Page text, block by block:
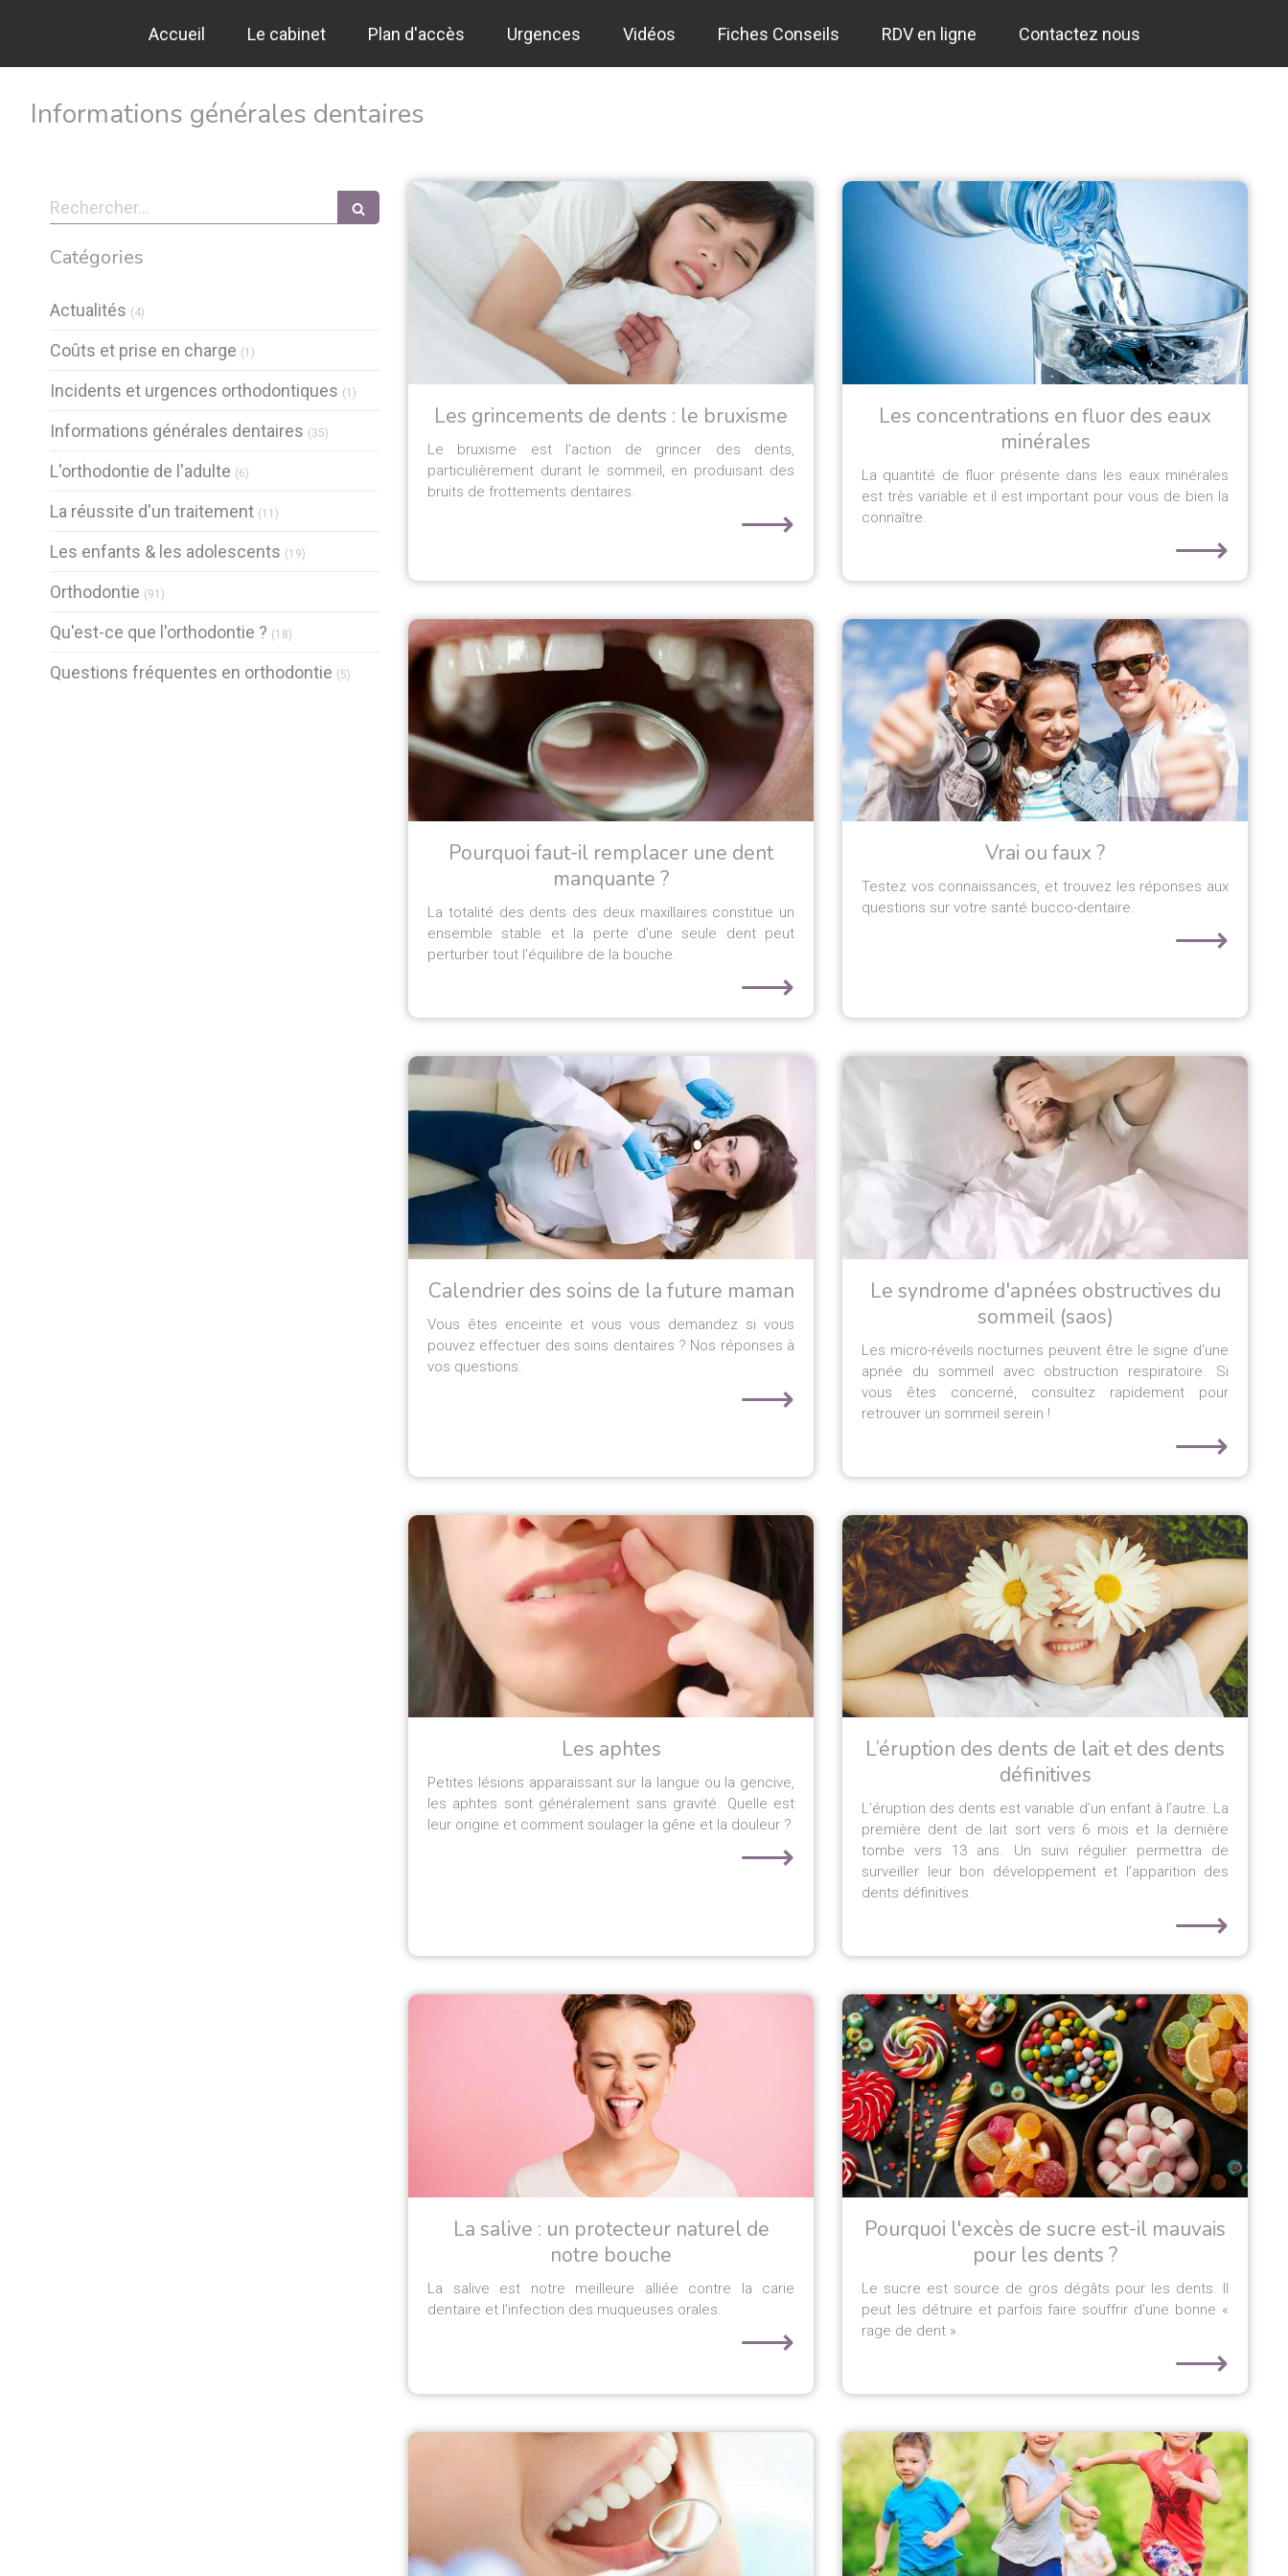
Accueil Le cabinet Plan d'accès Urgences Vidéos Fiches Conseils RDV en ligne Contactez nous
Informations générales dentaires
Les grincements de dents : le bruxisme
Le bruxisme est l’action de grincer des dents,
particulièrement durant le sommeil, en produisant des
bruits de frottements dentaires.
⟶
Les concentrations en fluor des eaux
minérales
La quantité de fluor présente dans les eaux minérales
est très variable et il est important pour vous de bien la
connaître.
⟶
Pourquoi faut-il remplacer une dent
manquante ?
La totalité des dents des deux maxillaires constitue un
ensemble stable et la perte d’une seule dent peut
perturber tout l’équilibre de la bouche.
⟶
Vrai ou faux ?
Testez vos connaissances, et trouvez les réponses aux
questions sur votre santé bucco-dentaire.
⟶
Calendrier des soins de la future maman
Vous êtes enceinte et vous vous demandez si vous
pouvez effectuer des soins dentaires ? Nos réponses à
vos questions.
⟶
Le syndrome d'apnées obstructives du
sommeil (saos)
Les micro-réveils nocturnes peuvent être le signe d'une
apnée du sommeil avec obstruction respiratoire. Si
vous êtes concerné, consultez rapidement pour
retrouver un sommeil serein !
⟶
Les aphtes
Petites lésions apparaissant sur la langue ou la gencive,
les aphtes sont généralement sans gravité. Quelle est
leur origine et comment soulager la gêne et la douleur ?
⟶
L’éruption des dents de lait et des dents
définitives
L’éruption des dents est variable d’un enfant à l’autre. La
première dent de lait sort vers 6 mois et la dernière
tombe vers 13 ans. Un suivi régulier permettra de
surveiller leur bon développement et l’apparition des
dents définitives.
⟶
La salive : un protecteur naturel de
notre bouche
La salive est notre meilleure alliée contre la carie
dentaire et l’infection des muqueuses orales.
⟶
Pourquoi l'excès de sucre est-il mauvais
pour les dents ?
Le sucre est source de gros dégâts pour les dents. Il
peut les détruire et parfois faire souffrir d’une bonne «
rage de dent ».
⟶
Rechercher
Catégories
Actualités (4)
Coûts et prise en charge (1)
Incidents et urgences orthodontiques (1)
Articles Count
Informations générales dentaires (35)
L'orthodontie de l'adulte (6)
La réussite d'un traitement (11)
Les enfants & les adolescents (19)
Orthodontie (91)
Qu'est-ce que l'orthodontie ? (18)
Questions fréquentes en orthodontie (5)
Articles Count